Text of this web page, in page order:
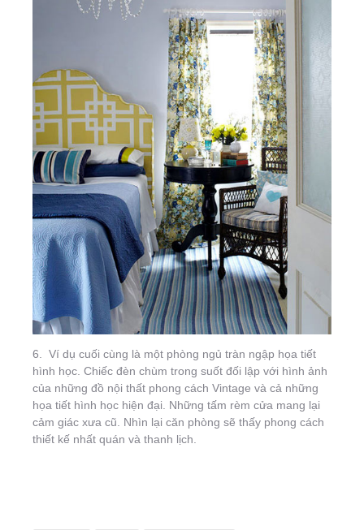
6. Ví dụ cuối cùng là một phòng ngủ tràn ngập họa tiết
hình học. Chiếc đèn chùm trong suốt đối lập với hình ảnh
của những đồ nội thất phong cách Vintage và cả những
họa tiết hình học hiện đại. Những tấm rèm cửa mang lại
cảm giác xưa cũ. Nhìn lại căn phòng sẽ thấy phong cách
thiết kế nhất quán và thanh lịch.